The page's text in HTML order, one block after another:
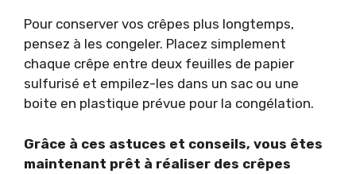
Pour conserver vos crêpes plus longtemps,
pensez à les congeler. Placez simplement
chaque crêpe entre deux feuilles de papier
sulfurisé et empilez-les dans un sac ou une
boite en plastique prévue pour la congélation.
Grâce à ces astuces et conseils, vous êtes
maintenant prêt à réaliser des crêpes